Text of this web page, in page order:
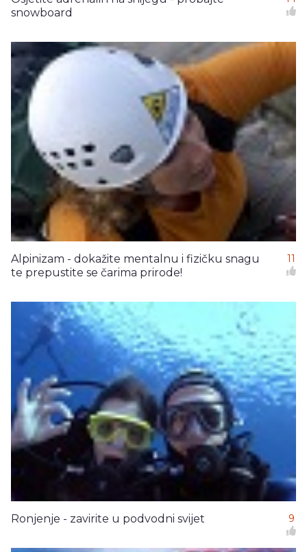
snowboard
Alpinizam - dokažite mentalnu i fizičku snagu
te prepustite se čarima prirode!
11
Ronjenje - zavirite u podvodni svijet 9